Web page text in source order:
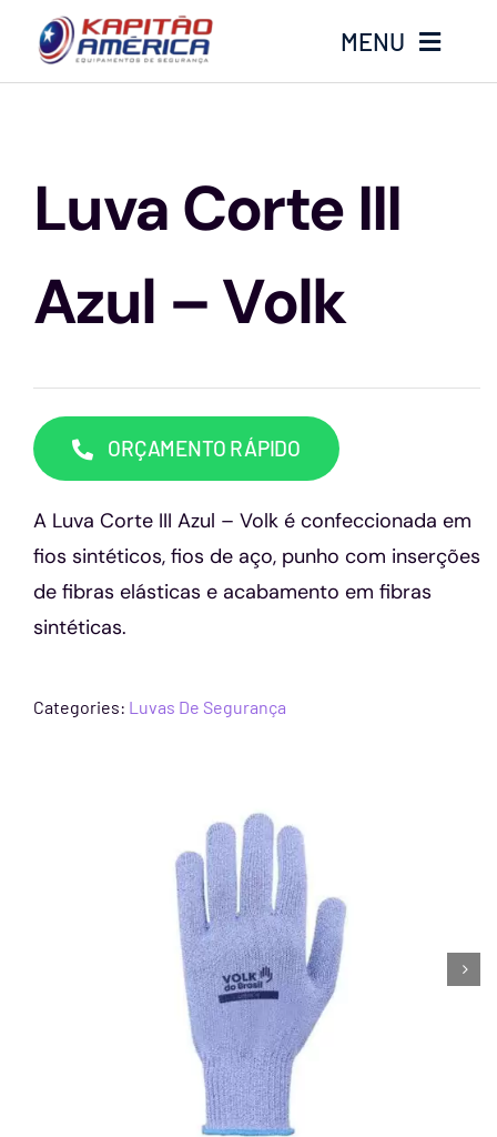
o
MENU
Produtos
Luvas
Altura
Óculos
Capacetes
Contato
Luva Corte III
Azul – Volk
ORÇAMENTO RÁPIDO
A Luva Corte III Azul – Volk é confeccionada em
fios sintéticos, fios de aço, punho com inserções
de fibras elásticas e acabamento em fibras
sintéticas.
Categories: Luvas De Segurança